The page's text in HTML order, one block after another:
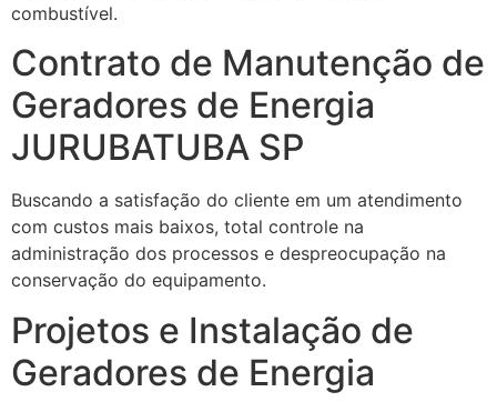
combustível.
Contrato de Manutenção de
Geradores de Energia
JURUBATUBA SP
Buscando a satisfação do cliente em um atendimento
com custos mais baixos, total controle na
administração dos processos e despreocupação na
conservação do equipamento.
Projetos e Instalação de
Geradores de Energia